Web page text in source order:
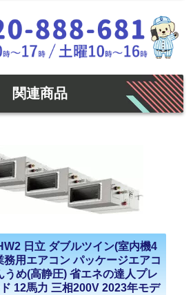
関連商品
日立 ダブルツイン(室内機4
務用エアコン パッケージエアコ
うめ(高静圧) 省エネの達人プレ
12馬力 三相200V 2023年モデ